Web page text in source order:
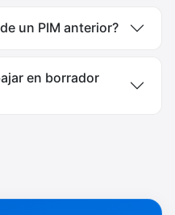
un PIM anterior?
en borrador